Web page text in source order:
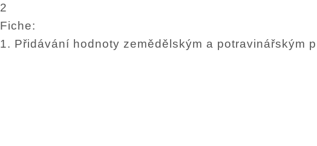
2
Fiche:
1. Přidávání hodnoty zemědělským a potravinářským